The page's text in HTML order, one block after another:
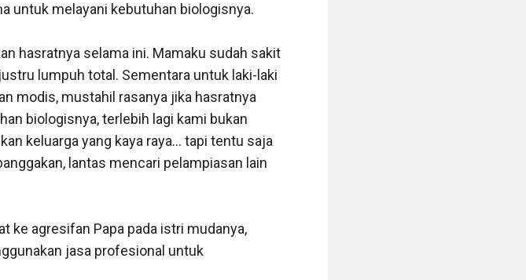
untuk melayani kebutuhan biologisnya.
hasratnya selama ini. Mamaku sudah sakit
lumpuh total. Sementara untuk laki-laki
modis, mustahil rasanya jika hasratnya
biologisnya, terlebih lagi kami bukan
keluarga yang kaya raya... tapi tentu saja
lantas mencari pelampiasan lain
ke agresifan Papa pada istri mudanya,
jasa profesional untuk